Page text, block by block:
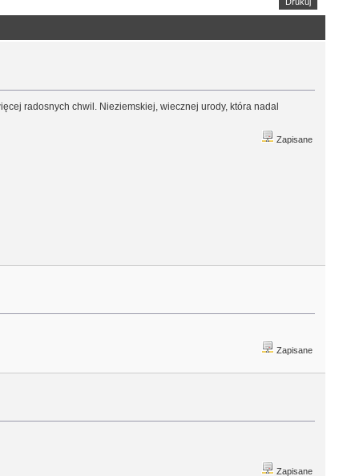
radosnych chwil. Nieziemskiej, wiecznej urody, która nadal
Zapisane
Zapisane
Zapisane